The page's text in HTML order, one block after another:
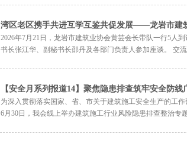
湾区老区携手共进互学互鉴共促发展——龙岩市建
2026年7月21日，龙岩市建筑业协会黄芸会长带队一行5人
书长张江华、副秘书长邵丹及各部门负责人参加座谈。 交
【安全月系列报道14】聚焦隐患排查筑牢安全防
为深入贯彻落实国家、省、市关于建筑施工安全生产的工
6月30日，我会线上举办建筑施工行业风险隐患排查整治